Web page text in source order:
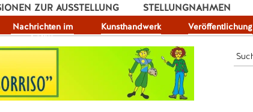
Nachrichten im
Fokus
Kunsthandwerk Veröffentlichung
ZUR AUSSTELLUNG STELLUNGNAHMEN